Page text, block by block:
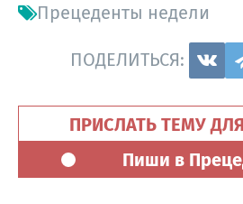
Прецеденты недели
ПОДЕЛИТЬСЯ:
ПРИСЛАТЬ ТЕМУ
Пиши в